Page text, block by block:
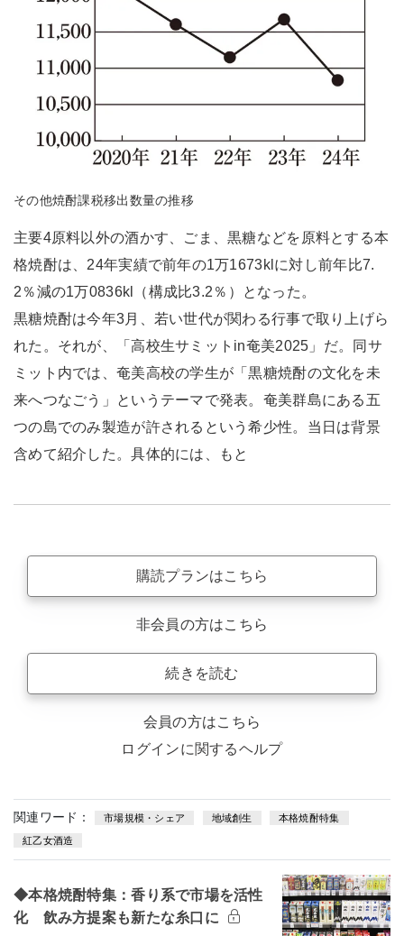
その他焼酎課税移出数量の推移
主要4原料以外の酒かす、ごま、黒糖などを原料とする本
格焼酎は、24年実績で前年の1万1673klに対し前年比7.
2％減の1万0836kl（構成比3.2％）となった。
黒糖焼酎は今年3月、若い世代が関わる行事で取り上げら
れた。それが、「高校生サミットin奄美2025」だ。同サ
ミット内では、奄美高校の学生が「黒糖焼酎の文化を未
来へつなごう」というテーマで発表。奄美群島にある五
つの島でのみ製造が許されるという希少性。当日は背景
含めて紹介した。具体的には、もと
購読プランはこちら
非会員の方はこちら
続きを読む
会員の方はこちら
ログインに関するヘルプ
関連ワード： 市場規模・シェア 地域創生 本格焼酎特集
紅乙女酒造
◆本格焼酎特集：香り系で市場を活性
化 飲み方提案も新たな糸口に